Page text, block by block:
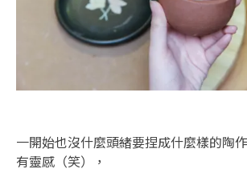
一開始也沒什麼頭緒要捏成什麼樣的陶
有靈感（笑），